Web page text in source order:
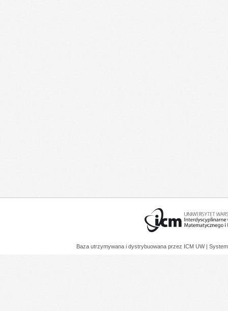
Baza utrzymywana i dystrybuowana przez ICM UW |